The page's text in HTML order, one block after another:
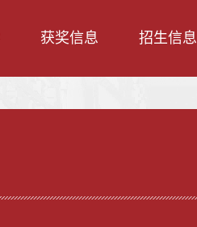
获奖信息 招生信息